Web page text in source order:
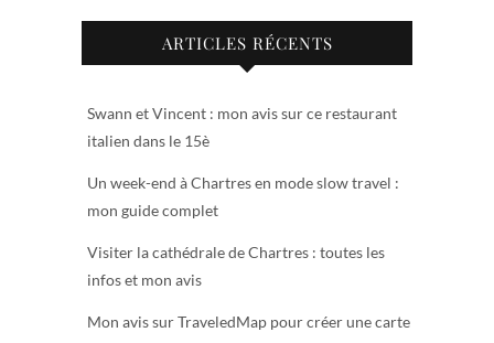
ARTICLES RÉCENTS
Swann et Vincent : mon avis sur ce restaurant
italien dans le 15è
Un week-end à Chartres en mode slow travel :
mon guide complet
Visiter la cathédrale de Chartres : toutes les
infos et mon avis
Mon avis sur TraveledMap pour créer une carte